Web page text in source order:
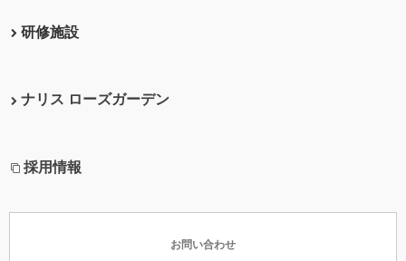
研修施設
ナリス ローズガーデン
採用情報
お問い合わせ